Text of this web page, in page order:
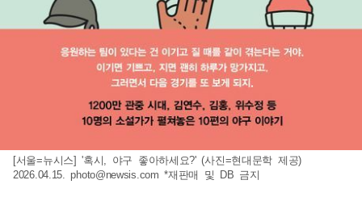
[서울=뉴시스] '혹시, 야구 좋아하세요?' (사진=현대문학 제공)
2026.04.15.photo@newsis.com *재판매 및 DB 금지